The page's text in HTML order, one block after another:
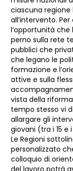
ciascuna
all’intervento.
l’opportunità
perno sulla rete
pubblici che
che legano le
formazione e
attive e sulla
vista della
tempo stesso vi
allargare gli
giovani (tra i 15 e
Le Regioni
personalizzato
colloquio di